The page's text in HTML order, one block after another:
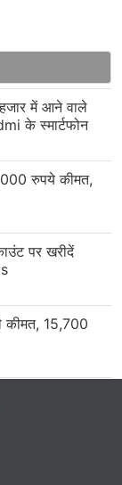
हजार में आने वाले
के स्मार्टफोन
रुपये कीमत,
पर खरीदें
कीमत, 15,700